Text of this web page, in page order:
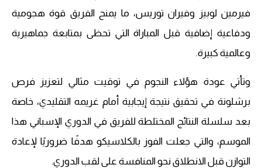
فيرمين لوبيز وفيران توريس، ما يمنح الفريق قوة هجومية
ودفاعية إضافية قبل المباراة التي تحظى بمتابعة جماهيرية
وعالمية كبيرة.
وتأتي عودة هؤلاء النجوم في توقيت مثالي لتعزيز فرص
برشلونة في تحقيق نتيجة إيجابية أمام غريمه التقليدي، خاصة
بعد سلسلة النتائج المختلطة للفريق في الدوري الإسباني هذا
الموسم، والتي جعلت الفوز بالكلاسيكو هدفًا ضروريًا لإعادة
التوازن قبل الانطلاق نحو المنافسة على لقب الدوري.